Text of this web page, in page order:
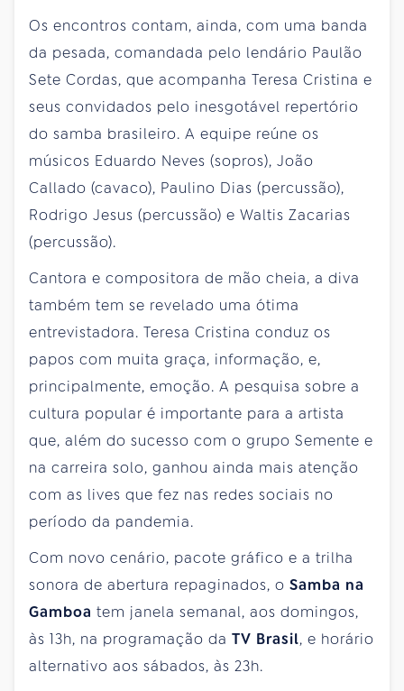
Os encontros contam, ainda, com uma banda
da pesada, comandada pelo lendário Paulão
Sete Cordas, que acompanha Teresa Cristina e
seus convidados pelo inesgotável repertório
do samba brasileiro. A equipe reúne os
músicos Eduardo Neves (sopros), João
Callado (cavaco), Paulino Dias (percussão),
Rodrigo Jesus (percussão) e Waltis Zacarias
(percussão).
Cantora e compositora de mão cheia, a diva
também tem se revelado uma ótima
entrevistadora. Teresa Cristina conduz os
papos com muita graça, informação, e,
principalmente, emoção. A pesquisa sobre a
cultura popular é importante para a artista
que, além do sucesso com o grupo Semente e
na carreira solo, ganhou ainda mais atenção
com as lives que fez nas redes sociais no
período da pandemia.
Com novo cenário, pacote gráfico e a trilha
sonora de abertura repaginados, o Samba na
Gamboa tem janela semanal, aos domingos,
às 13h, na programação da TV Brasil, e horário
alternativo aos sábados, às 23h.